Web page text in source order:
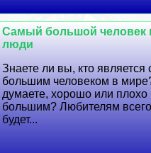
Самый большой человек
люди
Знаете ли вы, кто
большим человеком в
думаете, хорошо или плохо
большим? Любителям
будет...